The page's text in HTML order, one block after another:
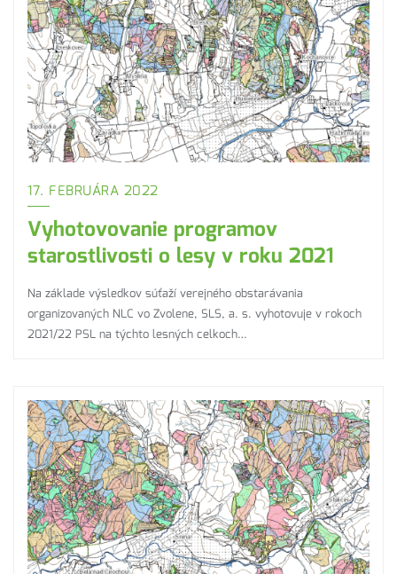
17. FEBRUÁRA 2022
Vyhotovovanie programov
starostlivosti o lesy v roku 2021
Na základe výsledkov súťaží verejného obstarávania
organizovaných NLC vo Zvolene, SLS, a. s. vyhotovuje v rokoch
2021/22 PSL na týchto lesných celkoch…